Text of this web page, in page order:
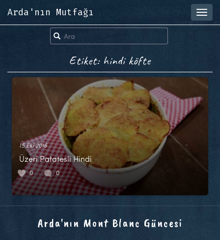
Arda'nın Mutfağı
Etiket: hindi köfte
15 Eki 2016
Üzeri Patatesli Hindi
0 0
Arda'nın Mont Blanc Güncesi